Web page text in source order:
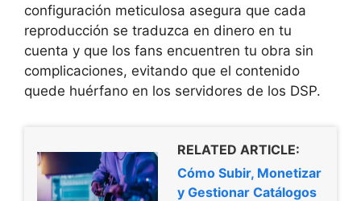
configuración meticulosa asegura que cada
reproducción se traduzca en dinero en tu
cuenta y que los fans encuentren tu obra sin
complicaciones, evitando que el contenido
quede huérfano en los servidores de los DSP.
RELATED ARTICLE:
Cómo Subir, Monetizar
y Gestionar Catálogos